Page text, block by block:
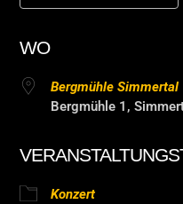
WO
Bergmühle Simmertal
Bergmühle 1,
Konzert